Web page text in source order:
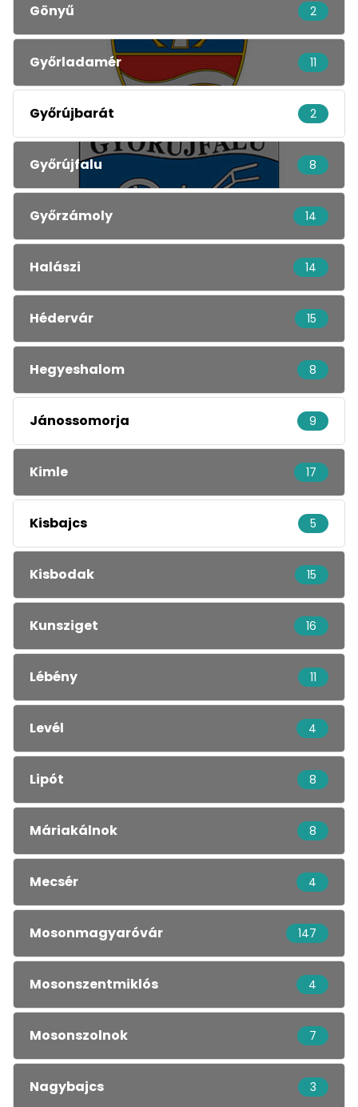
Gönyű 2
Győrladamér 11
Győrújbarát 2
Győrújfalu 8
Győrzámoly 14
Halászi 14
Hédervár 15
Hegyeshalom 8
Jánossomorja 9
Kimle 17
Kisbajcs 5
Kisbodak 15
Kunsziget 16
Lébény 11
Levél 4
Lipót 8
Máriakálnok 8
Mecsér 4
Mosonmagyaróvár 147
Mosonszentmiklós 4
Mosonszolnok 7
Nagybajcs 3